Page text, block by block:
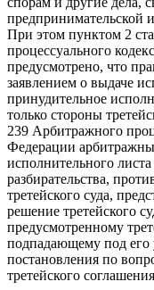
предпринимательской
При этом пунктом 2
процессуального
предусмотрено, что
заявлением о выдаче
принудительное
только стороны
239 Арбитражного
Федерации
исполнительного
разбирательства,
третейского суда,
решение третейского
предусмотренному
подпадающему под его
постановления по
третейского